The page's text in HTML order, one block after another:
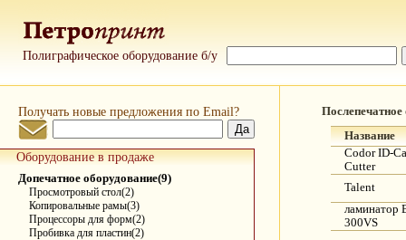
Полиграфическое оборудование б/у
Получать новые предложения по Email?
Оборудование в продаже
Допечатное оборудование(9)
Просмотровый стол(2)
Копировальные рамы(3)
Процессоры для форм(2)
Пробивка для пластин(2)
Послепечатное
Название
Codor ID-
Cutter
Talent
ламинатор
300VS